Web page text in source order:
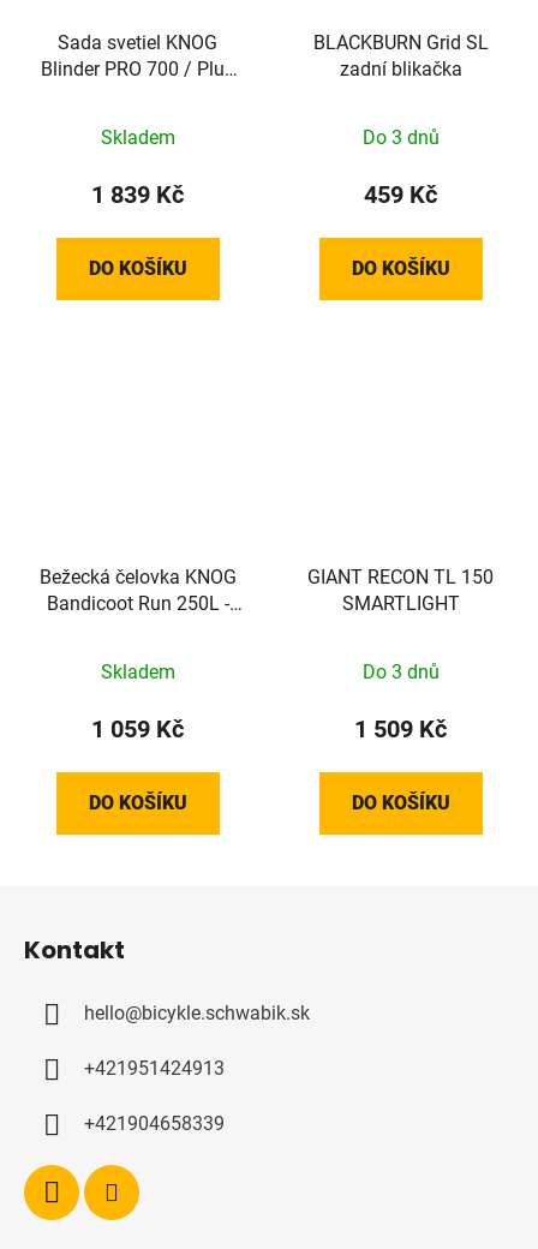
Sada svetiel KNOG
Blinder PRO 700 / Plus
Skladem
1 839 Kč
DO KOŠÍKU
BLACKBURN Grid SL
zadní blikačka
Do 3 dnů
459 Kč
DO KOŠÍKU
Bežecká čelovka KNOG
Bandicoot Run 250L -
Skladem
1 059 Kč
DO KOŠÍKU
GIANT RECON TL 150
SMARTLIGHT
Do 3 dnů
1 509 Kč
DO KOŠÍKU
Kontakt
hello@bicykle.schwabik.sk
+421951424913
+421904658339